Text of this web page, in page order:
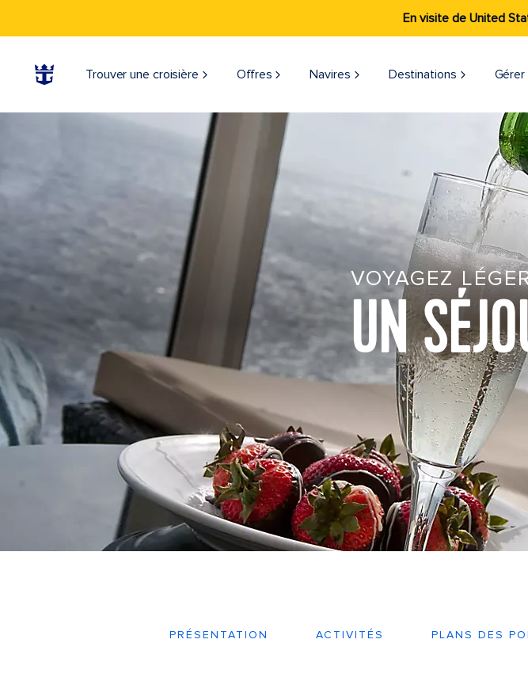
En visite de United
Trouver une croisière Offres Navires Destinations
VOYAGEZ
UN
PRÉSENTATION ACTIVITÉS PLANS DES